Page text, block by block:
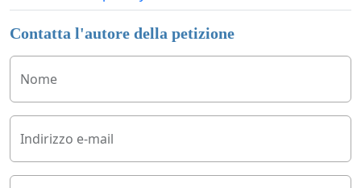
Contatta l'autore della petizione
Nome
Indirizzo e-mail